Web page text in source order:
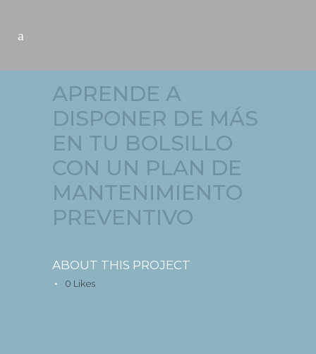
APRENDE A
DISPONER DE MÁS
EN TU BOLSILLO
CON UN PLAN DE
MANTENIMIENTO
PREVENTIVO
ABOUT THIS PROJECT
0 Likes